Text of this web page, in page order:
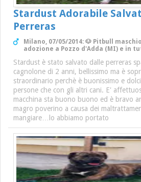
Stardust Adorabile
Perreras
Milano, 07/05/2014: 🐶 Pitbull
adozione a Pozzo d'Adda (MI) e in
Stardust è stato salvato dalle perreras
cagnolone di 2 anni, bellissimo ma è
straordinario perchè è buonissimo e
persone che con gli altri cani. E'
macchina sta buono buono ed è bravo
magro poverino a causa dei
mangiare…lo abbiamo portato